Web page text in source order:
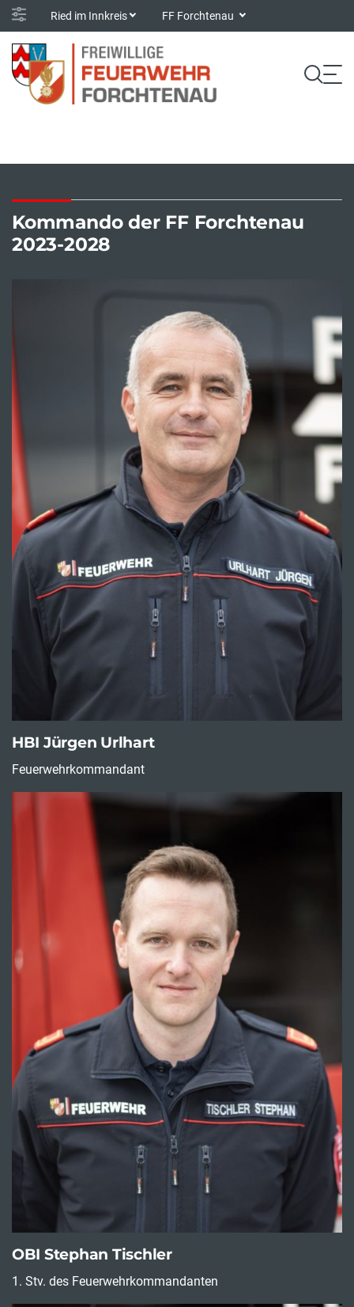
Ried im Innkreis FF Forchtenau
Kommando der FF Forchtenau
2023-2028
HBI Jürgen Urlhart
Feuerwehrkommandant
OBI Stephan Tischler
1. Stv. des Feuerwehrkommandanten